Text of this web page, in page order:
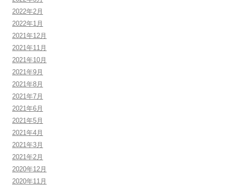
2022年2月
2022年1月
2021年12月
2021年11月
2021年10月
2021年9月
2021年8月
2021年7月
2021年6月
2021年5月
2021年4月
2021年3月
2021年2月
2020年12月
2020年11月